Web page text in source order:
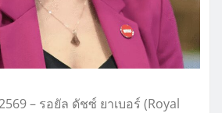
– รอยัล ดัชซ์ ยาเบอร์ (Royal